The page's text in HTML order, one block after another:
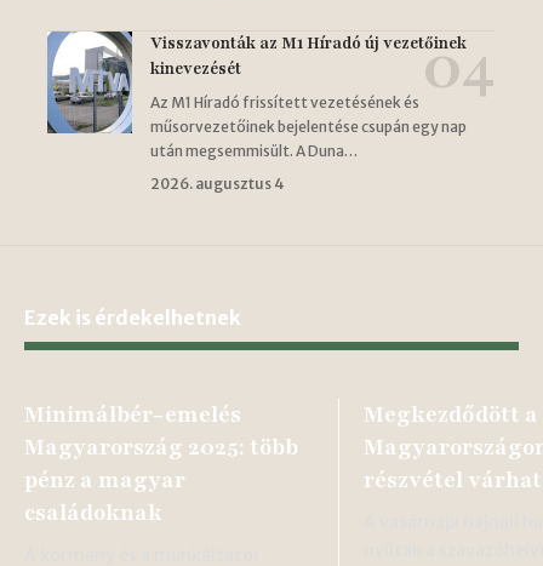
Visszavonták az M1 Híradó új vezetőinek
kinevezését
Az M1 Híradó frissített vezetésének és
műsorvezetőinek bejelentése csupán egy nap
után megsemmisült. A Duna…
2026. augusztus 4
Ezek is érdekelhetnek
Minimálbér-emelés
Magyarország 2025: több
pénz a magyar
családoknak
Megkezdődött a
részvétel